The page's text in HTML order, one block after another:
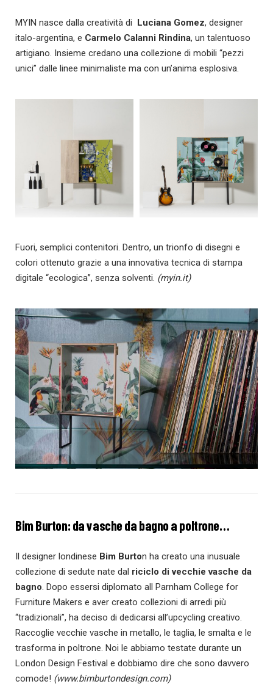
MYIN nasce dalla creatività di Luciana Gomez, designer
italo-argentina, e Carmelo Calanni Rindina, un talentuoso
artigiano. Insieme credano una collezione di mobili “pezzi
unici” dalle linee minimaliste ma con un’anima esplosiva.
Fuori, semplici contenitori. Dentro, un trionfo di disegni e
colori ottenuto grazie a una innovativa tecnica di stampa
digitale “ecologica”, senza solventi. (myin.it)
Bim Burton: da vasche da bagno a poltrone…
Il designer londinese Bim Burton ha creato una inusuale
collezione di sedute nate dal riciclo di vecchie vasche da
bagno. Dopo essersi diplomato all Parnham College for
Furniture Makers e aver creato collezioni di arredi più
“tradizionali”, ha deciso di dedicarsi all’upcycling creativo.
Raccoglie vecchie vasche in metallo, le taglia, le smalta e le
trasforma in poltrone. Noi le abbiamo testate durante un
London Design Festival e dobbiamo dire che sono davvero
comode! (www.bimburtondesign.com)